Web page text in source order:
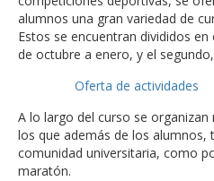
alumnos una gran variedad de
Estos se encuentran divididos
de octubre a enero, y el
Oferta de actividades
A lo largo del curso se
los que además de los alumnos,
comunidad universitaria, como
maratón.